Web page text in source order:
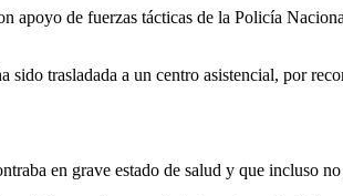
apoyo de fuerzas tácticas de la Policía
trasladada a un centro asistencial, por
en grave estado de salud y que incluso